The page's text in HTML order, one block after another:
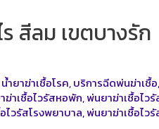
ร สีลม เขตบางรัก
น้ำยาฆ่าเชื้อโรค,บริการฉีดพ่นฆ่าเชื้อ,
ฆ่าเชื้อไวรัสหอพัก,พ่นยาฆ่าเชื้อไว
ไวรัสโรงพยาบาล,พ่นยาฆ่าเชื้อไวรั